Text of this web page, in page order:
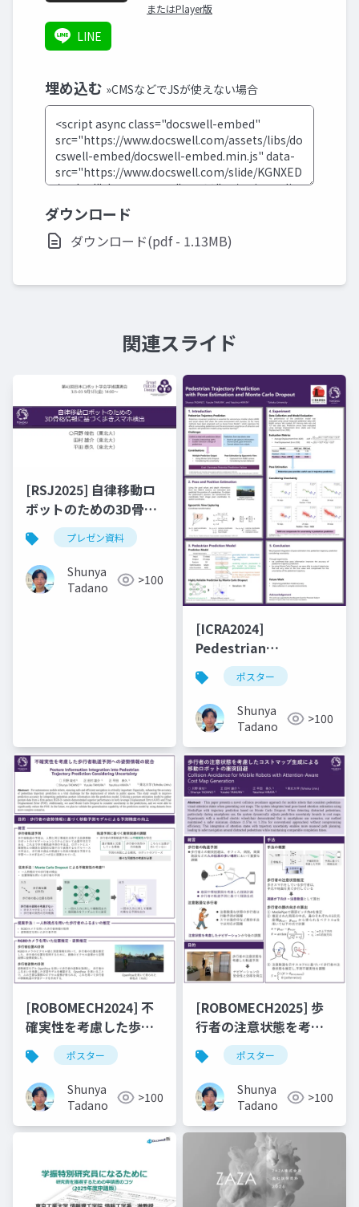
またはPlayer版
LINE
埋め込む »CMSなどでJSが使えない場合
ダウンロード
ダウンロード(pdf - 1.13MB)
関連スライド
[RSJ2025] 自律移動ロ
ボットのための3D骨格
情報に基づく歩きスマ
ホ検出
プレゼン資料
Shunya
Tadano
>100
[ICRA2024]
Pedestrian
Trajectory
Prediction with Pose
Estimation and
Monte Carlo Dropout
ポスター
Shunya
Tadano
>100
[ROBOMECH2024] 不
確実性を考慮した歩行
者軌道予測への姿勢情
報の統合
ポスター
Shunya
Tadano
>100
[ROBOMECH2025] 歩
行者の注意状態を考慮
したコストマップ生成
による移動ロボットの
衝突回避
ポスター
Shunya
Tadano
>100